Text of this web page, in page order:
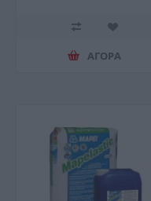
ΑΓΟΡΑ